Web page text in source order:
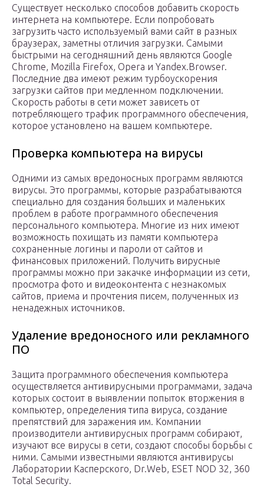
Существует несколько способов добавить скорость
интернета на компьютере. Если попробовать
загрузить часто используемый вами сайт в разных
браузерах, заметны отличия загрузки. Самыми
быстрыми на сегодняшний день являются Google
Chrome, Mozilla Firefox, Opera и Yandex.Browser.
Последние два имеют режим турбоускорения
загрузки сайтов при медленном подключении.
Скорость работы в сети может зависеть от
потребляющего трафик программного обеспечения,
которое установлено на вашем компьютере.
Проверка компьютера на вирусы
Одними из самых вредоносных программ являются
вирусы. Это программы, которые разрабатываются
специально для создания больших и маленьких
проблем в работе программного обеспечения
персонального компьютера. Многие из них имеют
возможность похищать из памяти компьютера
сохраненные логины и пароли от сайтов и
финансовых приложений. Получить вирусные
программы можно при закачке информации из сети,
просмотра фото и видеоконтента с незнакомых
сайтов, приема и прочтения писем, полученных из
ненадежных источников.
Удаление вредоносного или рекламного
ПО
Защита программного обеспечения компьютера
осуществляется антивирусными программами, задача
которых состоит в выявлении попыток вторжения в
компьютер, определения типа вируса, создание
препятствий для заражения им. Компании
производители антивирусных программ собирают,
изучают все вирусы в сети, создают способы борьбы с
ними. Самыми известными являются антивирусы
Лаборатории Касперского, Dr.Web, ESET NOD 32, 360
Total Security.